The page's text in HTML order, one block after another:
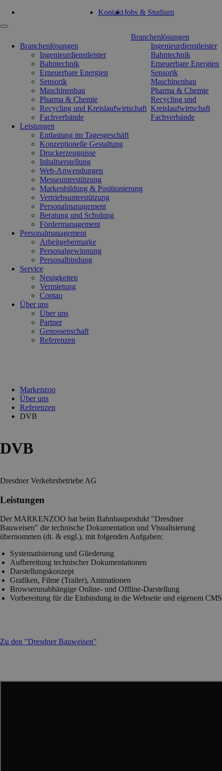
Tel: 0351 47 93 41 92 KontaktJobs & Studium
Navigation
Branchenlösungen
Ingenieurdienstleister
Bahntechnik
Erneuerbare Energien
Sensorik
Maschinenbau
Pharma & Chemie
Recycling und
Kreislaufwirtschaft
Fachverbände
Branchenlösungen
Ingenieurdienstleister
Bahntechnik
Erneuerbare Energien
Sensorik
Maschinenbau
Pharma & Chemie
Recycling und Kreislaufwirtschaft
Fachverbände
Leistungen
Entlastung im Tagesgeschäft
Konzeptionelle Gestaltung
Druckerzeugnisse
Inhaltserstellung
Web-Anwendungen
Messeunterstützung
Markenbildung & Positionierung
Vertriebsunterstützung
Personalmanagement
Beratung und Schulung
Fördermanagement
Personalmanagement
Arbeitgebermarke
Personalgewinnung
Personalbindung
Service
Neuigkeiten
Vermietung
Contao
Über uns
Über uns
Partner
Genossenschaft
Referenzen
Markenzoo
Über uns
Referenzen
DVB
DVB
Dresdner Verkehrsbetriebe AG
Leistungen
Der MARKENZOO hat beim Bahnbauprodukt "Dresdner
Bauweisen" die technische Dokumentation und Visualisierung
übernommen (dt. & engl.), mit folgenden Aufgaben:
Systematisierung und Gliederung
Aufbereitung technischer Dokumentationen
Darstellungskonzept
Grafiken, Filme (Trailer), Animationen
Browserunabhängige Online- und Offline-Darstellung
Vorbereitung für die Einbindung in die Webseite und eigenem CMS
Zu den "Dresdner Bauweisen"